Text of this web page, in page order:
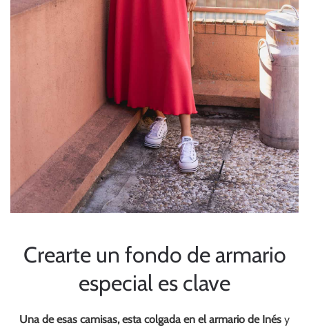
Crearte un fondo de armario
especial es clave
Una de esas camisas, esta colgada en el armario de Inés y